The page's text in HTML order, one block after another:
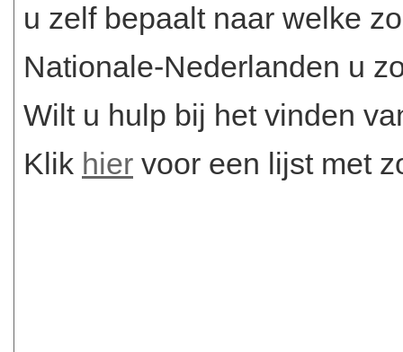
u zelf bepaalt naar welke
Nationale-Nederlanden u
Wilt u hulp bij het vinden
Klik hier voor een lijst met